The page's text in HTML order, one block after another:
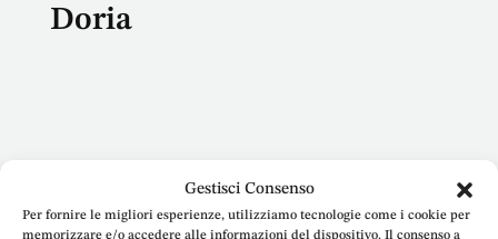
Gestisci Consenso
Per fornire le migliori esperienze, utilizziamo tecnologie come i cookie per
memorizzare e/o accedere alle informazioni del dispositivo. Il consenso a
Doria